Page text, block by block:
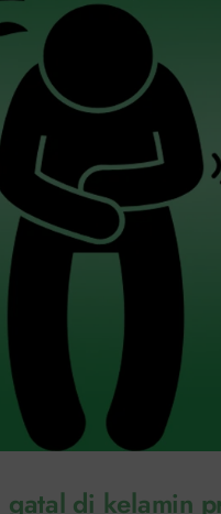
gatal di kelamin